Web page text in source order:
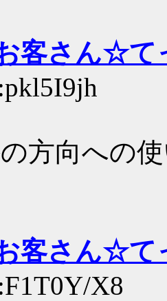
客さん☆て
方向への
客さん☆て
X8